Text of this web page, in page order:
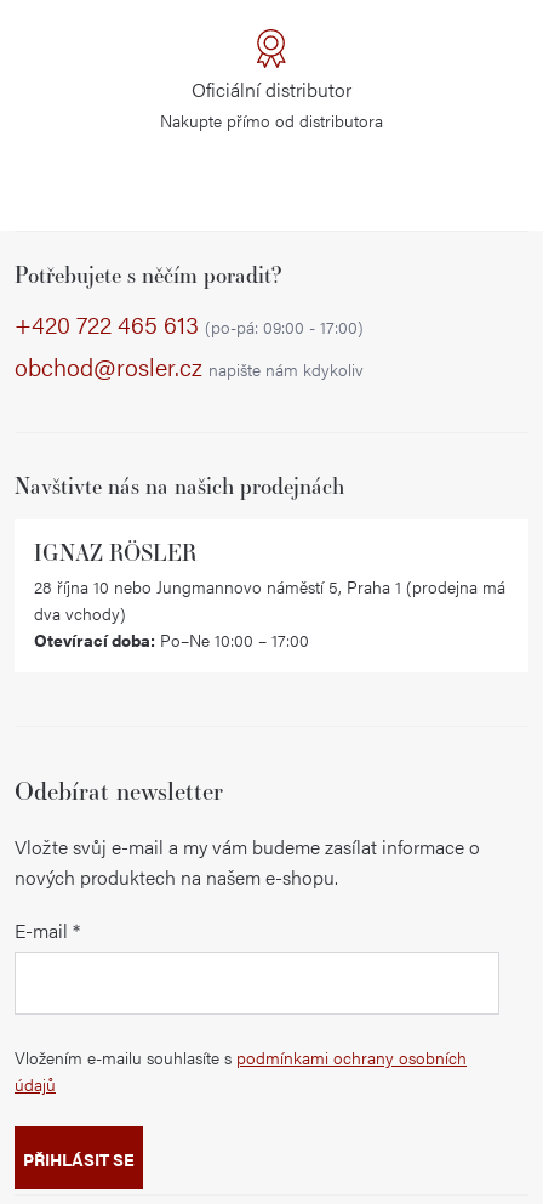
Oficiální distributor
Nakupte přímo od distributora
Potřebujete s něčím poradit?
+420 722 465 613 (po-pá: 09:00 - 17:00)
obchod@rosler.cz napište nám kdykoliv
Navštivte nás na našich prodejnách
IGNAZ RÖSLER
28 října 10 nebo Jungmannovo náměstí 5, Praha 1 (prodejna má
dva vchody)
Otevírací doba: Po–Ne 10:00 – 17:00
Odebírat newsletter
Vložte svůj e-mail a my vám budeme zasílat informace o
nových produktech na našem e-shopu.
E-mail
Vložením e-mailu souhlasíte s podmínkami ochrany osobních
údajů
PŘIHLÁSIT SE